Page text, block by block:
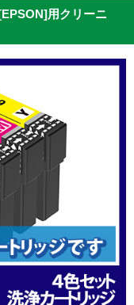
用クリーニ